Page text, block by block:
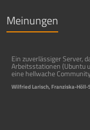
Meinungen
Ein zuverlässiger Server,
Arbeitsstationen (Ubuntu
eine hellwache
Wilfried Larisch, Franziska-Höll-